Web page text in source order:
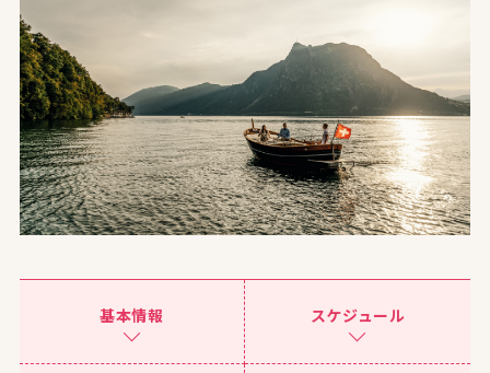
基本情報 スケジュール